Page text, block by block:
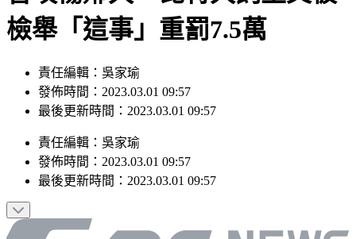
檢舉「這事」重罰7.5萬
責任編輯：吳家瑜
發佈時間：2023.03.01 09:57
最後更新時間：2023.03.01 09:57
責任編輯 ： 吳家瑜
發佈時間： 2023.03.01 09:57
最後更新時間： 2023.03.01 09:57